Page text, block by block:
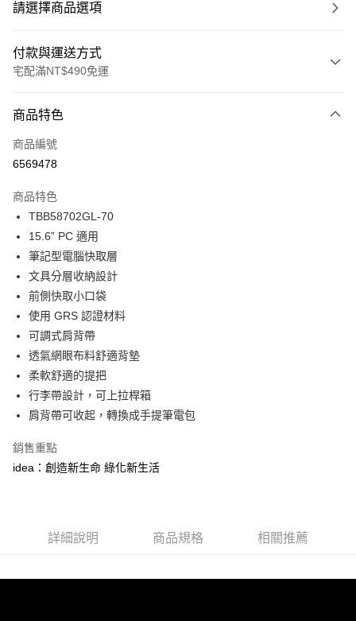
請選擇商品選項
付款與運送方式
宅配滿NT$490免運
信用卡一次付款
信用卡分期付款
合作金庫商業銀行
華南商業銀行
上海商業儲蓄銀行
國泰世華商業銀行
臺灣中小企業銀行
匯豐（台灣）商業銀行
聯邦商業銀行
元大商業銀行
玉山商業銀行
台新國際商業銀行
台灣樂天信用卡公司
6 期 0 利率 每期
華南商業銀行
上海商業儲蓄銀行
國泰世華商業銀行
臺灣中小企業銀行
匯豐（台灣）商業銀行
聯邦商業銀行
元大商業銀行
玉山商業銀行
台新國際商業銀行
台灣樂天信用卡公司
LINE Pay
Apple Pay
街口支付
悠遊付
Google Pay
ATM付款
貨到付款
運送方式
宅配
每筆NT$100，滿NT$1,500(含以上)免運費
商品特色
商品編號
6569478
商品特色
TBB58702GL-70
15.6” PC 適用
筆記型電腦快取層
文具分層收納設計
前側快取小口袋
使用 GRS 認證材料
可調式肩背帶
透氣網眼布料舒適背墊
柔軟舒適的提把
行李帶設計，可上拉桿箱
肩背帶可收起，轉換成手提筆電包
銷售重點
idea：創造新生命 綠化新生活
詳細說明 商品規格 相關推薦